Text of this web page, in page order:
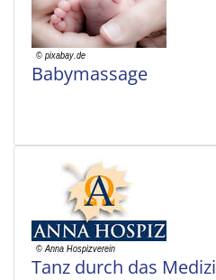
Babymassage
Tanz durch das